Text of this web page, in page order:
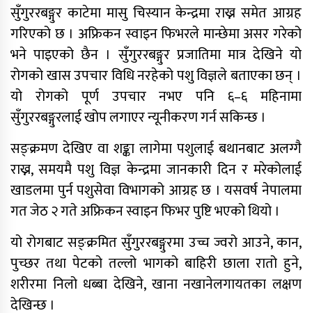
साफ महिला च्याम्पियनशिपको
सेमिफाइनलबाटै बाहिरियो नेपाल
आगामी आर्थिक वर्षका लागि २१ खर्ब २४
अर्ब ३४ करोड बजेट सार्वजनिक
आज सुनचाँदीको भाउ घट्यो
थप ३०४ जना सहकारी पीडितले फिर्ता पाए
बचत
मन्त्रिपरिषद् निर्णय : विस्थापित
सुँगुररबङ्गुर काटेमा मासु चिस्यान केन्द्रमा राख्न समेत आग्रह
गरिएको छ । अफ्रिकन स्वाइन फिभरले मान्छेमा असर गरेको
भने पाइएको छैन । सुँगुररबङ्गुर प्रजातिमा मात्र देखिने यो
रोगको खास उपचार विधि नरहेको पशु विज्ञले बताएका छन् ।
यो रोगको पूर्ण उपचार नभए पनि ६–६ महिनामा
सुँगुररबङ्गुरलाई खोप लगाएर न्यूनीकरण गर्न सकिन्छ ।
सङ्क्रमण देखिए वा शङ्का लागेमा पशुलाई बथानबाट अलग्गै
राख्न, समयमै पशु विज्ञ केन्द्रमा जानकारी दिन र मरेकोलाई
खाडलमा पुर्न पशुसेवा विभागको आग्रह छ । यसवर्ष नेपालमा
गत जेठ २ गते अफ्रिकन स्वाइन फिभर पुष्टि भएको थियो ।
यो रोगबाट सङ्क्रमित सुँगुररबङ्गुरमा उच्च ज्वरो आउने, कान,
पुच्छर तथा पेटको तल्लो भागको बाहिरी छाला रातो हुने,
शरीरमा निलो धब्बा देखिने, खाना नखानेलगायतका लक्षण
देखिन्छ ।